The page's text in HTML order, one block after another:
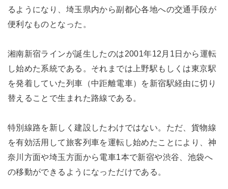
るようになり、埼玉県内から副都心各地への交通手段が
便利なものとなった。
湘南新宿ラインが誕生したのは2001年12月1日から運転
し始めた系統である。それまでは上野駅もしくは東京駅
を発着していた列車（中距離電車）を新宿駅経由に切り
替えることで生まれた路線である。
特別線路を新しく建設したわけではない。ただ、貨物線
を有効活用して旅客列車を運転し始めたことにより、神
奈川方面や埼玉方面から電車1本で新宿や渋谷、池袋へ
の移動ができるようになっただけである。